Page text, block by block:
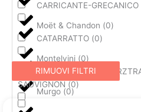
Moët & Chandon (0)
Montelvini (0)
Murgo (0)
CARRICANTE-GRECANICO
CATARRATTO (0)
CATARRATTO-
SAUVIGNON (0)
RIMUOVI FILTRI